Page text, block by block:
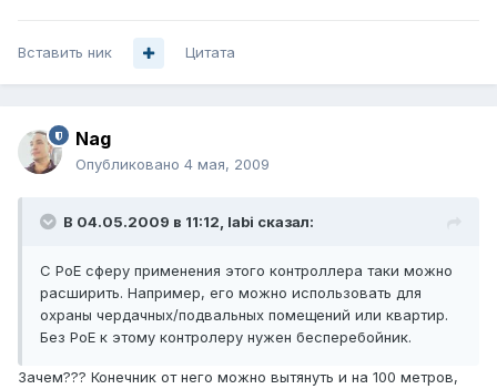
Вставить ник Цитата
Nag
Опубликовано 4 мая, 2009
В 04.05.2009 в 11:12, labi сказал:
C PoE сферу применения этого контроллера таки можно
расширить. Например, его можно использовать для
охраны чердачных/подвальных помещений или квартир.
Без PoE к этому контролеру нужен бесперебойник.
Зачем??? Конечник от него можно вытянуть и на 100 метров,